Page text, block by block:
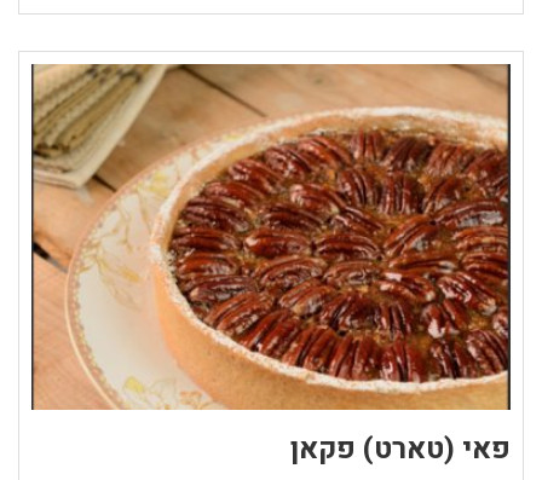
פאי (טארט) פקאן